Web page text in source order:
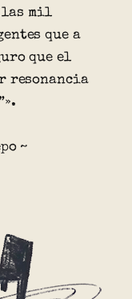
las mil
que a
que el
resonancia
~